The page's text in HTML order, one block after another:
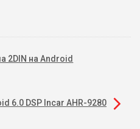
2DIN на Android
6.0 DSP Incar AHR-9280